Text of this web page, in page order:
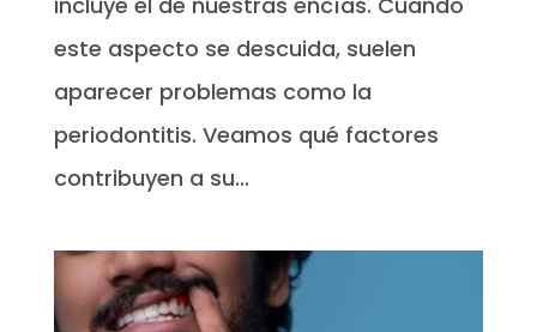
este aspecto se descuida, suelen
aparecer problemas como la
periodontitis. Veamos qué factores
contribuyen a su...